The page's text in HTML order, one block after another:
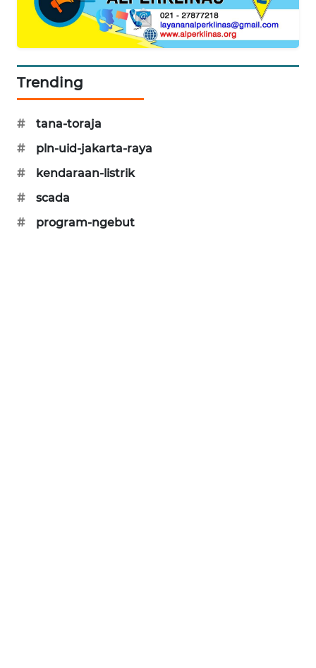
Trending
#
tana-toraja
#
pln-uid-jakarta-raya
#
kendaraan-listrik
#
scada
#
program-ngebut
NET
SPORT
UMKM
WAHANA
SELEB
PERSONA